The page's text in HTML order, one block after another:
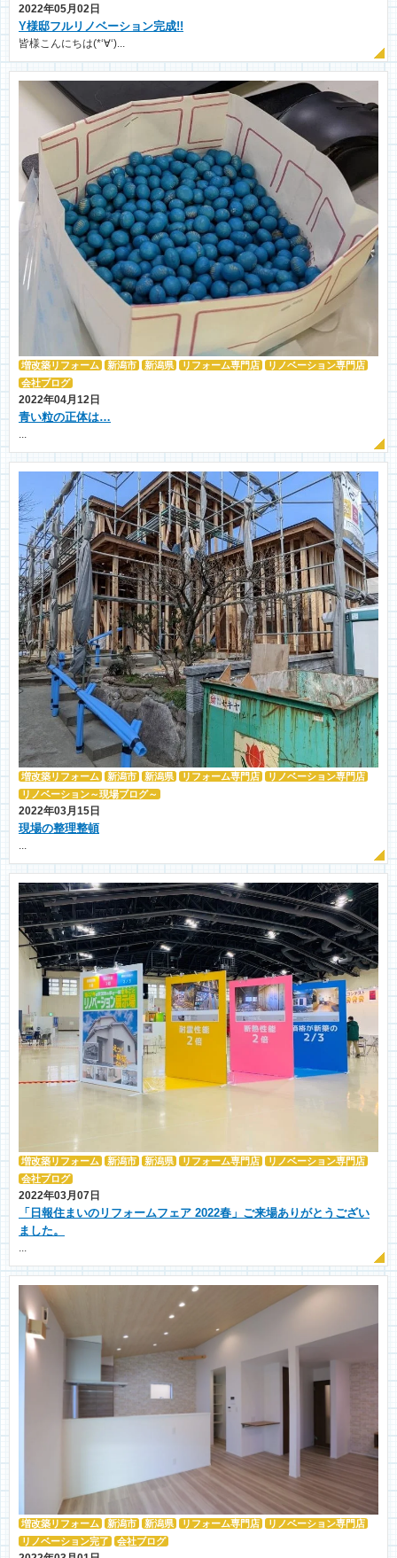
2022年05月02日
Y様邸フルリノベーション完成!!
皆様こんにちは(*‘∀‘)...
増改築リフォーム 新潟市 新潟県 リフォーム専門店
リノベーション専門店
会社ブログ
2022年04月12日
青い粒の正体は…
...
増改築リフォーム 新潟市 新潟県 リフォーム専門店
リノベーション専門店
リノベーション～現場ブログ～
2022年03月15日
現場の整理整頓
増改築リフォーム 新潟市 新潟県 リフォーム専門店
リノベーション専門店
会社ブログ
2022年03月07日
「日報住まいのリフォームフェア 2022春」ご来場ありがとうござい
ました。
...
増改築リフォーム 新潟市 新潟県 リフォーム専門店
リノベーション専門店
リノベーション完了
会社ブログ